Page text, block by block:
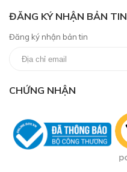
ĐĂNG KÝ NHẬN BẢN TIN
Đăng ký nhận bản tin
CHỨNG NHẬN